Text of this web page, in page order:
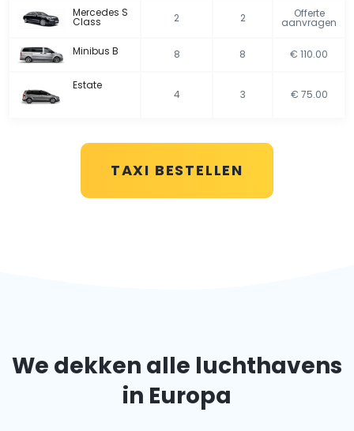
Mercedes S
Class 2 2 Offerte
aanvragen
Minibus B 8 8 € 110.00
Estate
4 3 € 75.00
TAXI BESTELLEN
We dekken alle luchthavens
in Europa